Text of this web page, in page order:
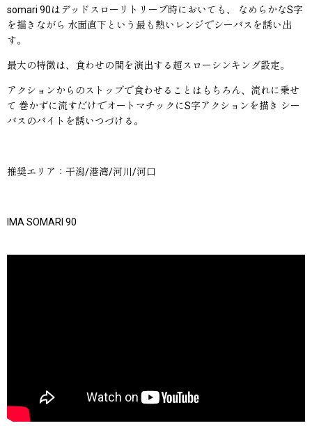
somari 90はデッドスローリトリーブ時においても、 なめらかなS字
を描きながら 水面直下という最も熱いレンジでシーバスを誘い出
す。
最大の特徴は、食わせの間を演出する超スローシンキング設定。
アクションからのストップで食わせることはもちろん、流れに乗せ
て 巻かずに流すだけでオートマチックにS字アクションを描き シー
バスのバイトを誘いつづける。
推奨エリア：干潟/港湾/河川/河口
IMA SOMARI 90